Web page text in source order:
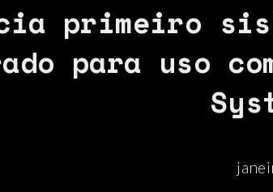
primeiro
para uso